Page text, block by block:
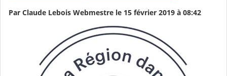
Par Claude Lebois Webmestre le 15 février 2019 à 08:42